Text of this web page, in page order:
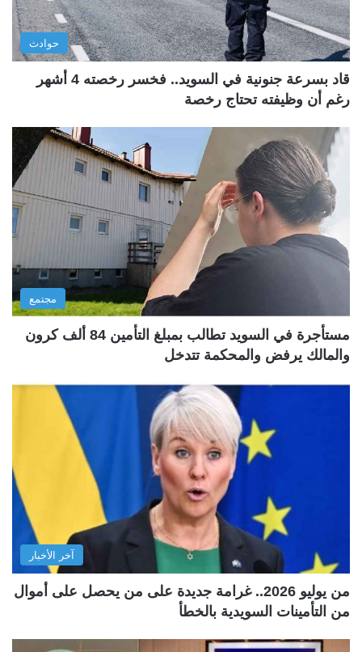
حوادث
قاد بسرعة جنونية في السويد.. فخسر رخصته 4 أشهر
رغم أن وظيفته تحتاج رخصة
مجتمع
مستأجرة في السويد تطالب بمبلغ التأمين 84 ألف كرون
والمالك يرفض والمحكمة تتدخل
آخر الأخبار
من يوليو 2026.. غرامة جديدة على من يحصل على أموال
من التأمينات السويدية بالخطأ